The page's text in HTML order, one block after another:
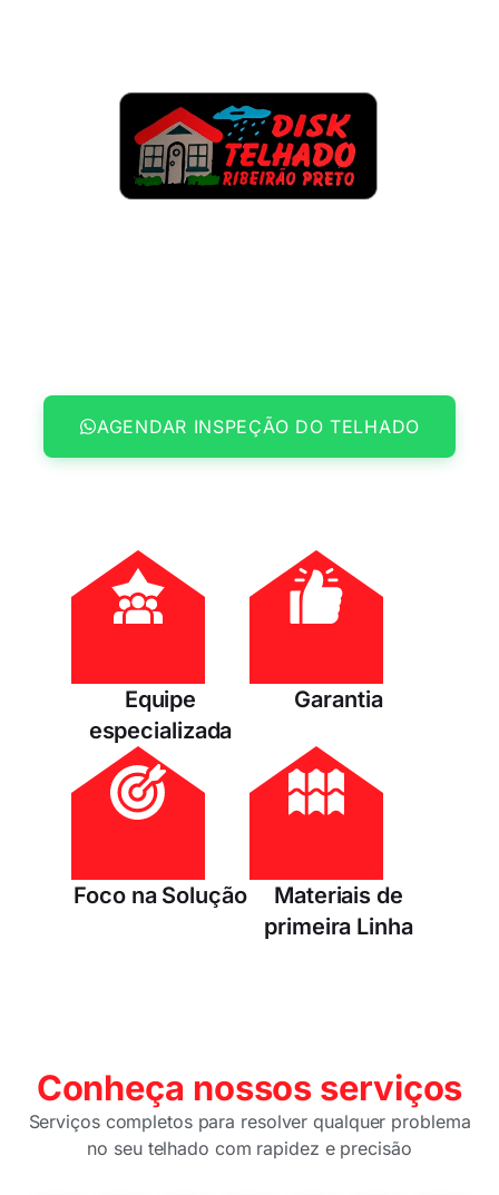
AGENDAR INSPEÇÃO DO TELHADO
Equipe
especializada
Garantia
Foco na Solução
Materiais de
primeira Linha
Conheça nossos serviços
Serviços completos para resolver qualquer problema
no seu telhado com rapidez e precisão